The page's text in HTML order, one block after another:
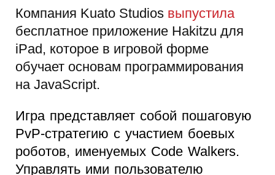
Компания Kuato Studios выпустила
бесплатное приложение Hakitzu для
iPad, которое в игровой форме
обучает основам программирования
на JavaScript.
Игра представляет собой пошаговую
PvP-стратегию с участием боевых
роботов, именуемых Code Walkers.
Управлять ими пользователю